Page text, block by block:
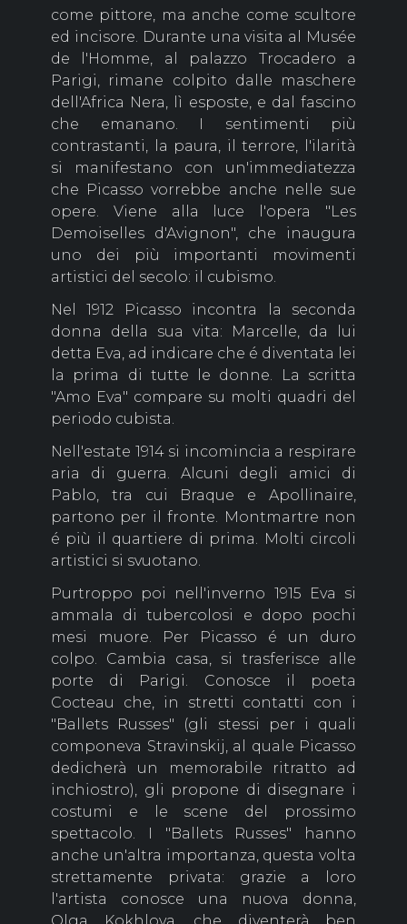
come pittore, ma anche come scultore
ed incisore. Durante una visita al Musée
de l'Homme, al palazzo Trocadero a
Parigi, rimane colpito dalle maschere
dell'Africa Nera, lì esposte, e dal fascino
che emanano. I sentimenti più
contrastanti, la paura, il terrore, l'ilarità
si manifestano con un'immediatezza
che Picasso vorrebbe anche nelle sue
opere. Viene alla luce l'opera "Les
Demoiselles d'Avignon", che inaugura
uno dei più importanti movimenti
artistici del secolo: il cubismo.
Nel 1912 Picasso incontra la seconda
donna della sua vita: Marcelle, da lui
detta Eva, ad indicare che é diventata lei
la prima di tutte le donne. La scritta
"Amo Eva" compare su molti quadri del
periodo cubista.
Nell'estate 1914 si incomincia a respirare
aria di guerra. Alcuni degli amici di
Pablo, tra cui Braque e Apollinaire,
partono per il fronte. Montmartre non
é più il quartiere di prima. Molti circoli
artistici si svuotano.
Purtroppo poi nell'inverno 1915 Eva si
ammala di tubercolosi e dopo pochi
mesi muore. Per Picasso é un duro
colpo. Cambia casa, si trasferisce alle
porte di Parigi. Conosce il poeta
Cocteau che, in stretti contatti con i
"Ballets Russes" (gli stessi per i quali
componeva Stravinskij, al quale Picasso
dedicherà un memorabile ritratto ad
inchiostro), gli propone di disegnare i
costumi e le scene del prossimo
spettacolo. I "Ballets Russes" hanno
anche un'altra importanza, questa volta
strettamente privata: grazie a loro
l'artista conosce una nuova donna,